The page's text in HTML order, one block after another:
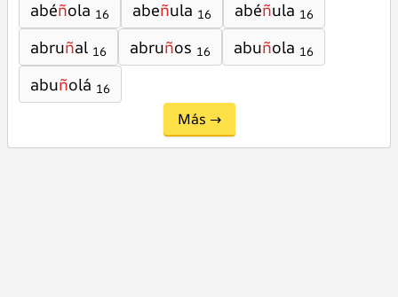
abéñola 16 abeñula 16 abéñula 16
abruñal 16 abruños 16 abuñola 16
abuñolá 16
Más →